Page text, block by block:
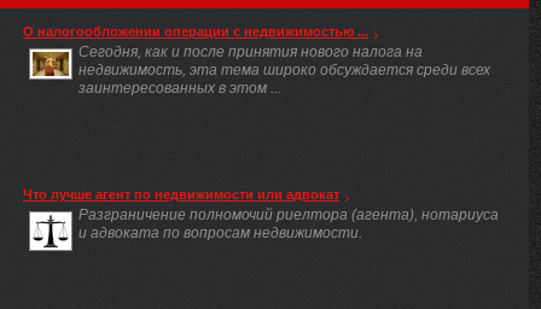
О налогообложении операции с недвижимостью ...
Сегодня, как и после принятия нового налога на
недвижимость, эта тема широко обсуждается среди всех
заинтересованных в этом ...
Что лучше агент по недвижимости или адвокат
Разграничение полномочий риелтора (агента), нотариуса
и адвоката по вопросам недвижимости.